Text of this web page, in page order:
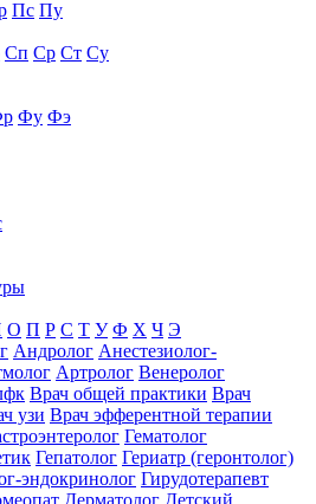
Пс Пу
Сп Ср Ст Су
Фу Фэ
О П Р С Т У Ф Х Ч Э
Андролог Анестезиолог-
Артролог Венеролог
Врач общей практики Врач
узи Врач эфферентной терапии
Гематолог
Гепатолог Гериатр (геронтолог)
эндокринолог Гирудотерапевт
Дерматолог Детский